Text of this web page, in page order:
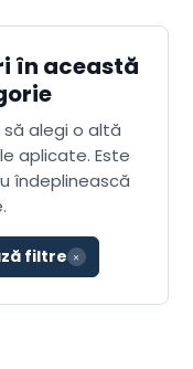
în această
alegi o altă
aplicate. Este
îndeplinească
filtre